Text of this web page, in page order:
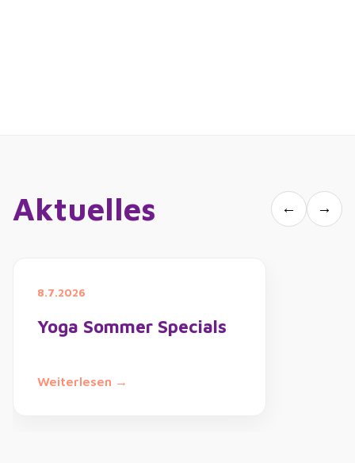
Aktuelles ← →
8.7.2026
Yoga Sommer Specials
Weiterlesen →